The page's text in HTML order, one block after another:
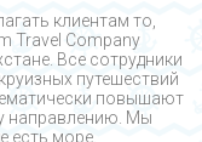
клиентам то,
Travel Company
Все сотрудники
путешествий
повышают
направлению. Мы
есть море.